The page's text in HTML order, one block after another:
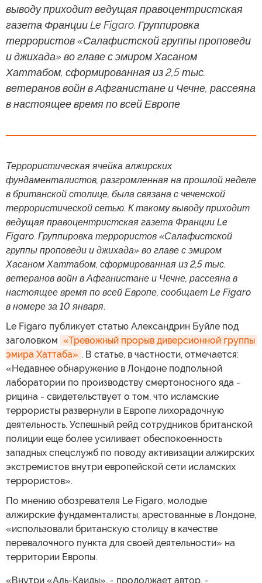
выводу приходит ведущая правоцентристская
газета Франции Le Figaro. Группировка
террористов «Салафистской группы проповеди
и джихада» во главе с эмиром Хасаном
Хаттабом, сформированная из 2,5 тыс.
ветеранов войн в Афганистане и Чечне, рассеяна
в настоящее время по всей Европе
Террористическая ячейка алжирских
фундаменталистов, разгромленная на прошлой неделе
в британской столице, была связана с чеченской
террористической сетью. К такому выводу приходит
ведущая правоцентристская газета Франции Le
Figaro. Группировка террористов «Салафистской
группы проповеди и джихада» во главе с эмиром
Хасаном Хаттабом, сформированная из 2,5 тыс.
ветеранов войн в Афганистане и Чечне, рассеяна в
настоящее время по всей Европе, сообщает Le Figaro
в номере за 10 января.
Le Figaro публикует статью Александрин Буйле под
заголовком «Тревожный прорыв диверсионной группы
эмира Хаттаба» . В статье, в частности, отмечается:
«Недавнее обнаружение в Лондоне подпольной
лаборатории по производству смертоносного яда -
рицина - свидетельствует о том, что исламские
террористы развернули в Европе лихорадочную
деятельность. Успешный рейд сотрудников британской
полиции еще более усиливает обеспокоенность
западных спецслужб по поводу активизации алжирских
экстремистов внутри европейской сети исламских
террористов».
По мнению обозревателя Le Figaro, молодые
алжирские фундаменталисты, арестованные в Лондоне,
«использовали британскую столицу в качестве
перевалочного пункта для своей деятельности» на
территории Европы.
«Внутри «Аль-Каиды», - продолжает автор, -